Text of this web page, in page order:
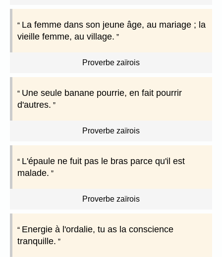
La femme dans son jeune âge, au mariage ; la
vieille femme, au village.
Proverbe zaïrois
Une seule banane pourrie, en fait pourrir
d'autres.
Proverbe zaïrois
L'épaule ne fuit pas le bras parce qu'il est
malade.
Proverbe zaïrois
Energie à l'ordalie, tu as la conscience
tranquille.